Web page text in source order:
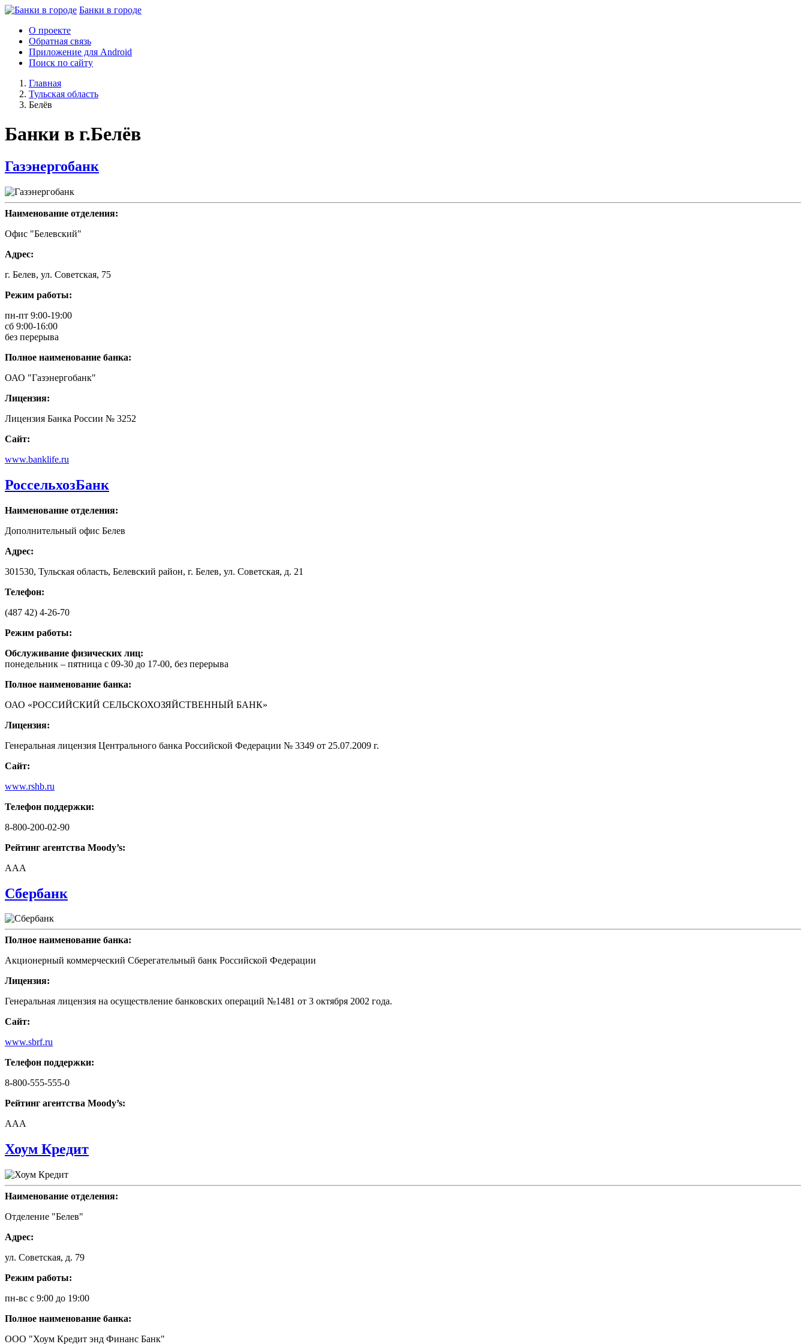
Банки в городе
О проекте
Обратная связь
Приложение для Android
Поиск по сайту
Главная
Тульская область
Белёв
Банки в г.Белёв
Газэнергобанк
Наименование отделения:
Офис "Белевский"
Адрес:
г. Белев, ул. Советская, 75
Режим работы:
пн-пт 9:00-19:00
сб 9:00-16:00
без перерыва
Полное наименование банка:
ОАО "Газэнергобанк"
Лицензия:
Лицензия Банка России № 3252
Сайт:
www.banklife.ru
РоссельхозБанк
Наименование отделения:
Дополнительный офис Белев
Адрес:
301530, Тульская область, Белевский район, г. Белев, ул. Советская, д. 21
Телефон:
(487 42) 4-26-70
Режим работы:
Обслуживание физических лиц:
понедельник – пятница с 09-30 до 17-00, без перерыва
Полное наименование банка:
ОАО «РОССИЙСКИЙ СЕЛЬСКОХОЗЯЙСТВЕННЫЙ БАНК»
Лицензия:
Генеральная лицензия Центрального банка Российской Федерации № 3349 от 25.07.2009 г.
Сайт:
www.rshb.ru
Телефон поддержки:
8-800-200-02-90
Рейтинг агентства Moody’s:
AAA
Сбербанк
Полное наименование банка:
Акционерный коммерческий Сберегательный банк Российской Федерации
Лицензия:
Генеральная лицензия на осуществление банковских операций №1481 от 3 октября 2002 года.
Сайт:
www.sbrf.ru
Телефон поддержки:
8-800-555-555-0
Рейтинг агентства Moody’s:
AAA
Хоум Кредит
Наименование отделения:
Отделение "Белев"
Адрес:
ул. Советская, д. 79
Режим работы:
пн-вс с 9:00 до 19:00
Полное наименование банка:
ООО "Хоум Кредит энд Финанс Банк"